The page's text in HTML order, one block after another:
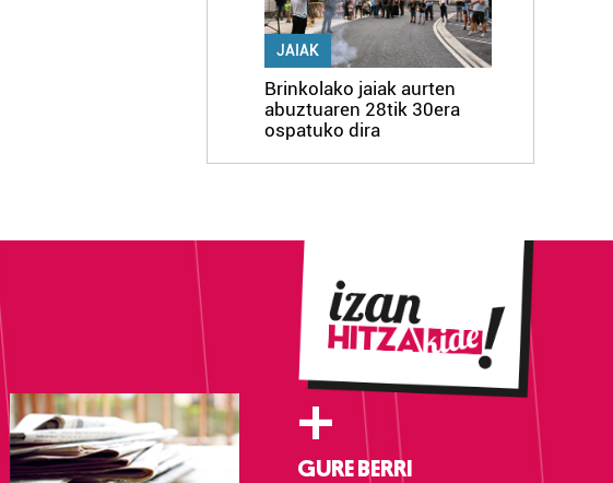
JAIAK
Brinkolako jaiak aurten
abuztuaren 28tik 30era
ospatuko dira
+
GURE BERRI